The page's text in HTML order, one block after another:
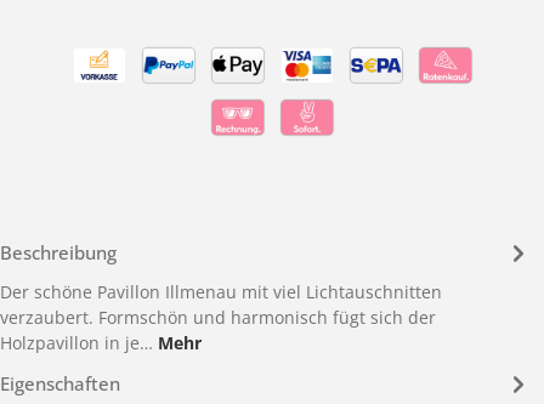
Beschreibung
Der schöne Pavillon Illmenau mit viel Lichtauschnitten
verzaubert. Formschön und harmonisch fügt sich der
Holzpavillon in je… Mehr
Eigenschaften